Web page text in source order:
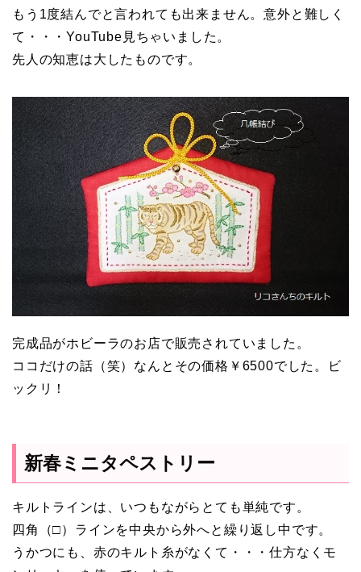
もう1度結んでと言われても出来ません。意外と難しく
て・・・YouTube見ちゃいました。
先人の知恵は大したものです。
完成品がホビーラのお店で販売されていました。
ココだけの話（笑）なんとその価格￥6500でした。ビ
ックリ！
新春ミニタペストリー
キルトラインは、いつもながらとても単純です。
四角（□）ラインを中央から外へと繰り返し中です。
うかつにも、赤のキルト糸がなくて・・・仕方なくモ